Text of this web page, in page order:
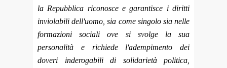
la Repubblica riconosce e garantisce i diritti
inviolabili dell'uomo, sia come singolo sia nelle
formazioni sociali ove si svolge la sua
personalità e richiede l'adempimento dei
doveri inderogabili di solidarietà politica,